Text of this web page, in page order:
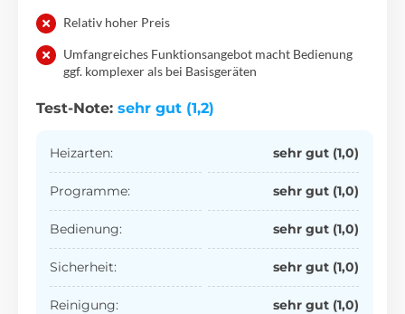
Relativ hoher Preis
Umfangreiches Funktionsangebot macht Bedienung
ggf. komplexer als bei Basisgeräten
Test-Note: sehr gut (1,2)
Heizarten: sehr gut (1,0)
Programme: sehr gut (1,0)
Bedienung: sehr gut (1,0)
Sicherheit: sehr gut (1,0)
Reinigung: sehr gut (1,0)